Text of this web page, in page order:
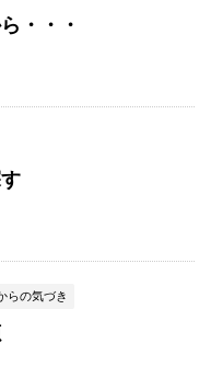
・・・
らの気づき